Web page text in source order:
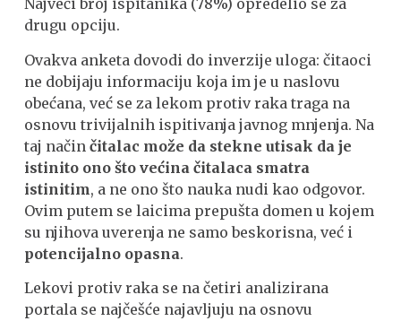
Najveći broj ispitanika (78%) opredelio se za
drugu opciju.
Ovakva anketa dovodi do inverzije uloga: čitaoci
ne dobijaju informaciju koja im je u naslovu
obećana, već se za lekom protiv raka traga na
osnovu trivijalnih ispitivanja javnog mnjenja. Na
taj načinčitalac može da stekne utisak da je
istinito ono što većina čitalaca smatra
istinitim, a ne ono što nauka nudi kao odgovor.
Ovim putem se laicima prepušta domen u kojem
su njihova uverenja ne samo beskorisna, već i
potencijalno opasna.
Lekovi protiv raka se na četiri analizirana
portala se najčešće najavljuju na osnovu